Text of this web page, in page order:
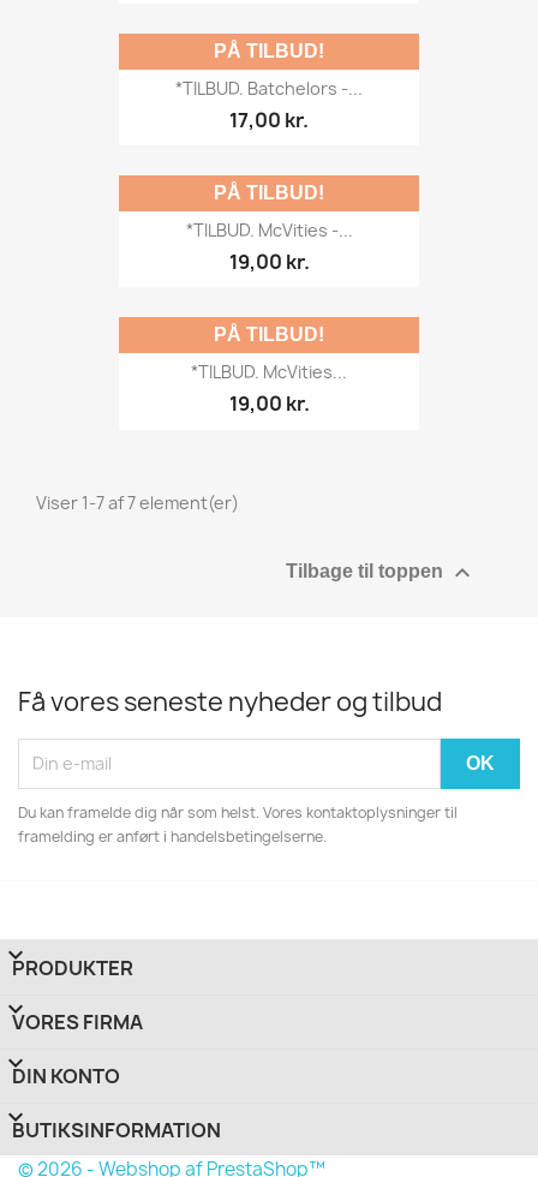
*TILBUD. Batchelors -...
17,00 kr.
PÅ TILBUD!
*TILBUD. McVities -...
19,00 kr.
PÅ TILBUD!
*TILBUD. McVities...
19,00 kr.
PÅ TILBUD!
Viser 1-7 af 7 element(er)
Tilbage til toppen 
Få vores seneste nyheder og tilbud
Du kan framelde dig når som helst. Vores kontaktoplysninger til
framelding er anført i handelsbetingelserne.
PRODUKTER

VORES FIRMA

DIN KONTO

BUTIKSINFORMATION
keyboard_arrow_down
© 2026 - Webshop af PrestaShop™